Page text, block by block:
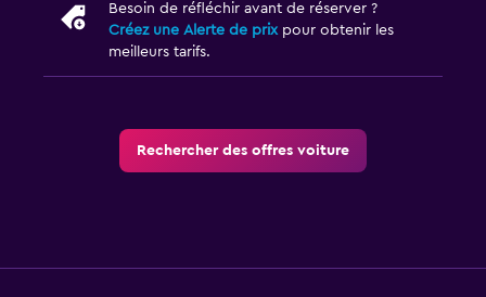
Besoin de réfléchir avant de réserver ?
Créez une Alerte de prixpour obtenir les
meilleurs tarifs.
Rechercher des offres voiture